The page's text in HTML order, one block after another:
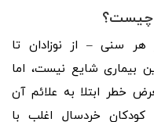
چیست؟
هر سنی – از نوزادان تا
بیماری شایع نیست، اما
خطر ابتلا به علائم آن
کودکان خردسال اغلب با